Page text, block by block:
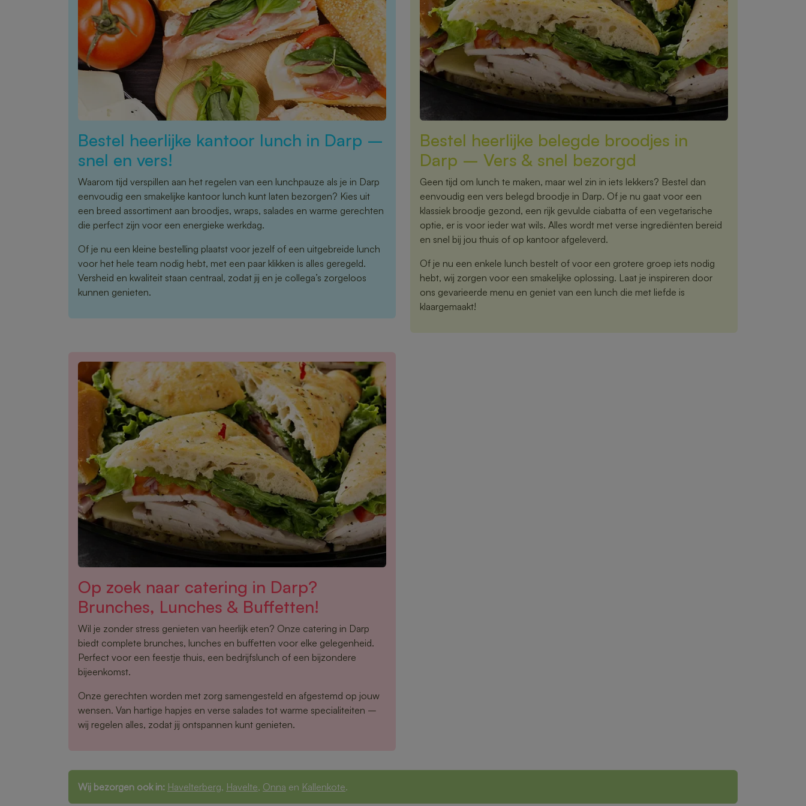
Bestel heerlijke kantoor lunch in Darp –
snel en vers!
Waarom tijd verspillen aan het regelen van een lunchpauze als je in Darp
eenvoudig een smakelijke kantoor lunch kunt laten bezorgen? Kies uit
een breed assortiment aan broodjes, wraps, salades en warme gerechten
die perfect zijn voor een energieke werkdag.
Of je nu een kleine bestelling plaatst voor jezelf of een uitgebreide lunch
voor het hele team nodig hebt, met een paar klikken is alles geregeld.
Versheid en kwaliteit staan centraal, zodat jij en je collega’s zorgeloos
kunnen genieten.
Bestel heerlijke belegde broodjes in
Darp – Vers & snel bezorgd
Geen tijd om lunch te maken, maar wel zin in iets lekkers? Bestel dan
eenvoudig een vers belegd broodje in Darp. Of je nu gaat voor een
klassiek broodje gezond, een rijk gevulde ciabatta of een vegetarische
optie, er is voor ieder wat wils. Alles wordt met verse ingrediënten bereid
en snel bij jou thuis of op kantoor afgeleverd.
Of je nu een enkele lunch bestelt of voor een grotere groep iets nodig
hebt, wij zorgen voor een smakelijke oplossing. Laat je inspireren door
ons gevarieerde menu en geniet van een lunch die met liefde is
klaargemaakt!
Op zoek naar catering in Darp?
Brunches, Lunches & Buffetten!
Wil je zonder stress genieten van heerlijk eten? Onze catering in Darp
biedt complete brunches, lunches en buffetten voor elke gelegenheid.
Perfect voor een feestje thuis, een bedrijfslunch of een bijzondere
bijeenkomst.
Onze gerechten worden met zorg samengesteld en afgestemd op jouw
wensen. Van hartige hapjes en verse salades tot warme specialiteiten –
wij regelen alles, zodat jij ontspannen kunt genieten.
Wij bezorgen ook in: Havelterberg, Havelte, Onna en Kallenkote.